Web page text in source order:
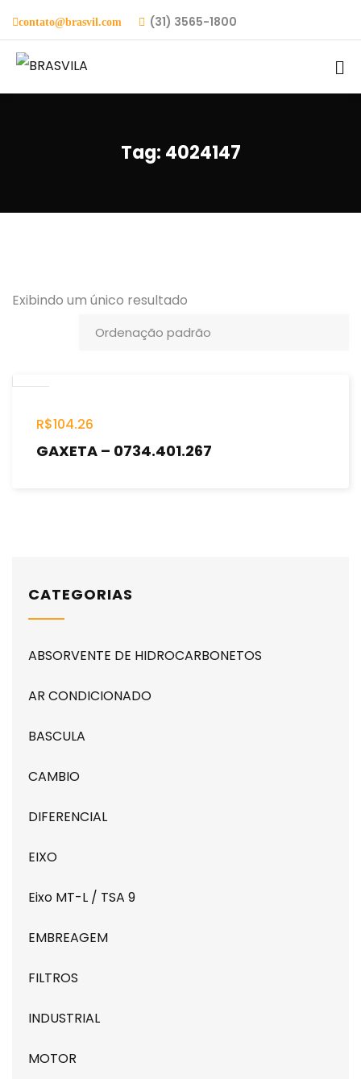
contato@brasvil.com (31) 3565-1800
Tag: 4024147
Exibindo um único resultado
R$104.26
GAXETA – 0734.401.267
CATEGORIAS
ABSORVENTE DE HIDROCARBONETOS
AR CONDICIONADO
BASCULA
CAMBIO
DIFERENCIAL
EIXO
Eixo MT-L / TSA 9
EMBREAGEM
FILTROS
INDUSTRIAL
MOTOR